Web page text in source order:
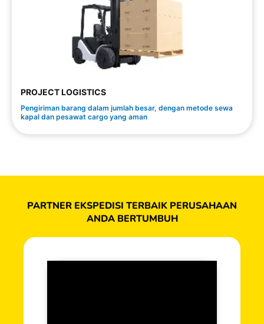
PROJECT LOGISTICS
Pengiriman barang dalam jumlah besar, dengan metode sewa
kapal dan pesawat cargo yang aman
PARTNER EKSPEDISI TERBAIK PERUSAHAAN
ANDA BERTUMBUH